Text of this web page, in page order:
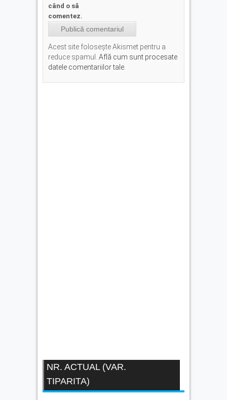
când o să
comentez.
Acest site folosește Akismet pentru a
reduce spamul. Află cum sunt procesate
datele comentariilor tale
NR. ACTUAL (VAR.
TIPARITA)